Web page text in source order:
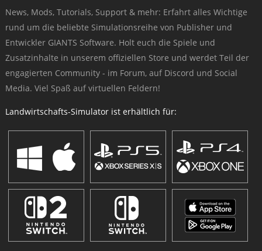
News, Mods, Tutorials, Support & mehr: Erfahrt alles Wichtige
rund um die beliebte Simulationsreihe von Publisher und
Entwickler GIANTS Software. Holt euch die Spiele und
Zusatzinhalte in unserem offiziellen Store und werdet Teil der
engagierten Community - im Forum, auf Discord und Social
Media. Viel Spaß auf virtuellen Feldern!
Landwirtschafts-Simulator ist erhältlich für: